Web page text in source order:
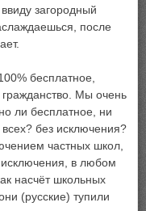
загородный
после
бесплатное,
Мы очень
ли бесплатное, ни
без исключения?
частных школ,
в любом
насчёт школьных
(русские) тупили